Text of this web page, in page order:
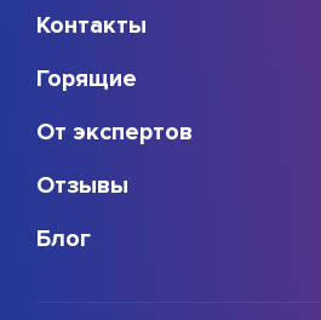
Контакты
Горящие
От экспертов
Отзывы
Блог